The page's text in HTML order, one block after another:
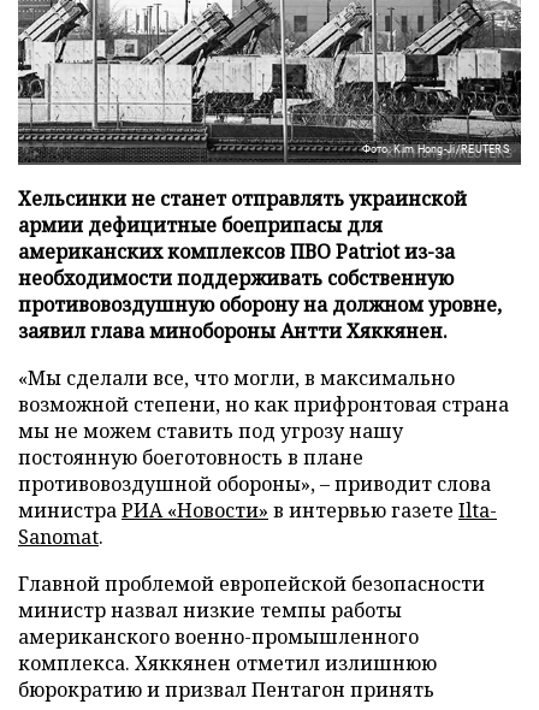
Фото: Kim Hong-Ji/REUTERS
Хельсинки не станет отправлять украинской
армии дефицитные боеприпасы для
американских комплексов ПВО Patriot из-за
необходимости поддерживать собственную
противовоздушную оборону на должном уровне,
заявил глава минобороны Антти Хяккянен.
«Мы сделали все, что могли, в максимально
возможной степени, но как прифронтовая страна
мы не можем ставить под угрозу нашу
постоянную боеготовность в плане
противовоздушной обороны», – приводит слова
министраРИА «Новости» в интервью газете Ilta-
Sanomat.
Главной проблемой европейской безопасности
министр назвал низкие темпы работы
американского военно-промышленного
комплекса. Хяккянен отметил излишнюю
бюрократию и призвал Пентагон принять